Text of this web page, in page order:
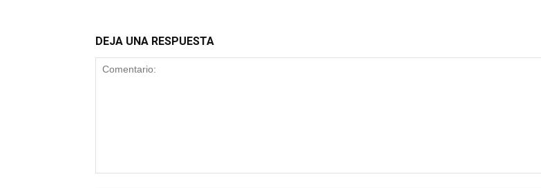
DEJA UNA RESPUESTA